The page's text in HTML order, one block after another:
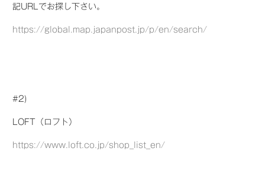
記URLでお探し下さい。
https://global.map.japanpost.jp/p/en/search/
#2)
LOFT（ロフト）
https://www.loft.co.jp/shop_list_en/